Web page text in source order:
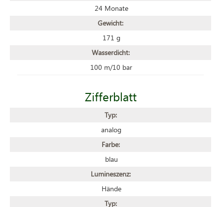
24 Monate
Gewicht:
171 g
Wasserdicht:
100 m/10 bar
Zifferblatt
Typ:
analog
Farbe:
blau
Lumineszenz:
Hände
Typ: